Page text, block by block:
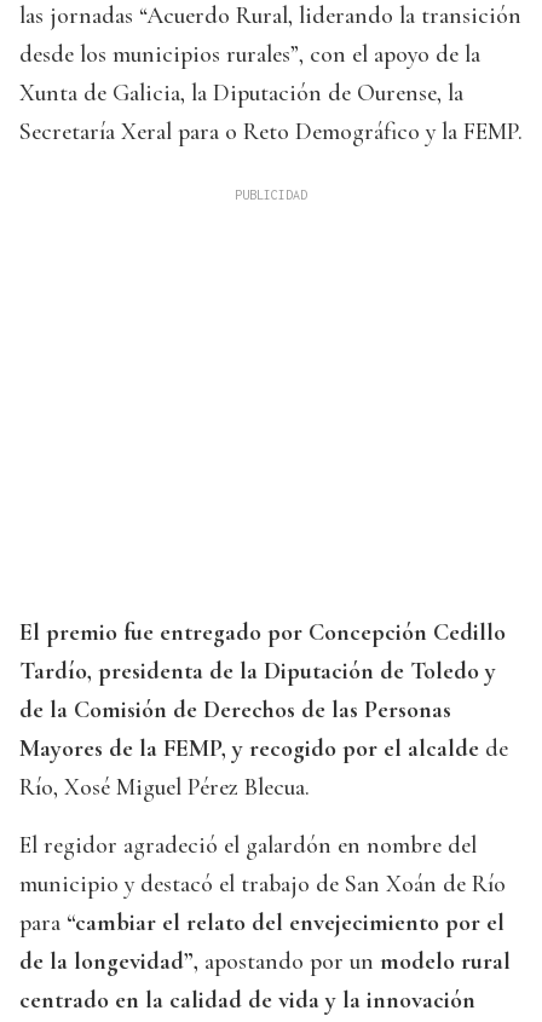
las jornadas “Acuerdo Rural, liderando la transición
desde los municipios rurales”, con el apoyo de la
Xunta de Galicia, la Diputación de Ourense, la
Secretaría Xeral para o Reto Demográfico y la FEMP.
El premio fue entregado por Concepción Cedillo
Tardío, presidenta de la Diputación de Toledo y
de la Comisión de Derechos de las Personas
Mayores de la FEMP, y recogido por el alcalde de
Río, Xosé Miguel Pérez Blecua.
El regidor agradeció el galardón en nombre del
municipio y destacó el trabajo de San Xoán de Río
para “cambiar el relato del envejecimiento por el
de la longevidad”, apostando por un modelo rural
centrado en la calidad de vida y la innovación